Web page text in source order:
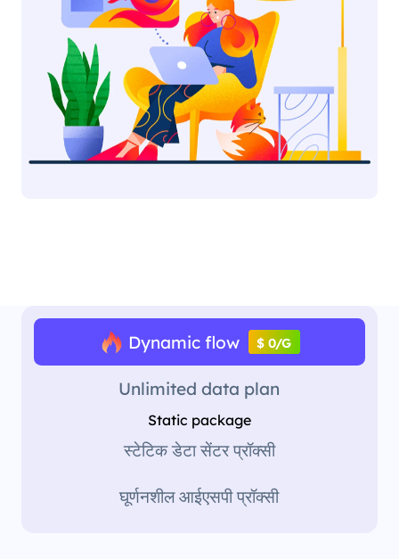
Dynamic flow $ 0/G
Unlimited data plan
Static package
स्टेटिक डेटा सेंटर प्रॉक्सी
घूर्णनशील आईएसपी प्रॉक्सी